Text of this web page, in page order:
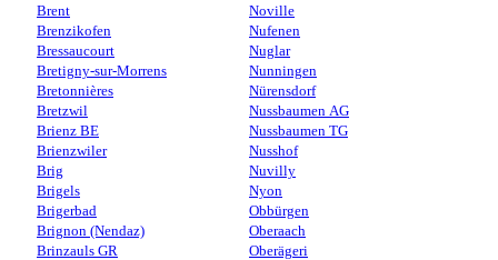
Brent
Brenzikofen
Bressaucourt
Bretigny-sur-Morrens
Bretonnières
Bretzwil
Brienz BE
Brienzwiler
Brig
Brigels
Brigerbad
Brignon (Nendaz)
Brinzauls GR
Noville
Nufenen
Nuglar
Nunningen
Nürensdorf
Nussbaumen AG
Nussbaumen TG
Nusshof
Nuvilly
Nyon
Obbürgen
Oberaach
Oberägeri